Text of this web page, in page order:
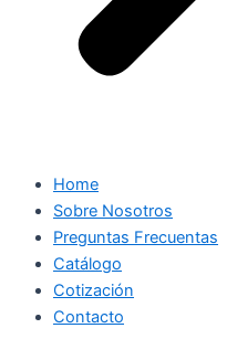
Home
Sobre Nosotros
Preguntas Frecuentas
Catálogo
Cotización
Contacto